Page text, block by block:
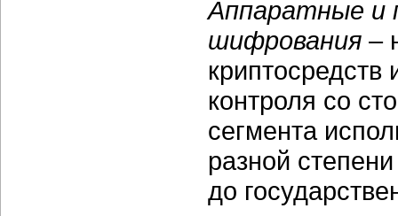
Аппаратные и
шифрования –
криптосредств
контроля со
сегмента
разной
до